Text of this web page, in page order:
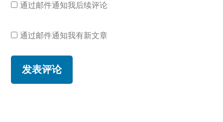
通过邮件通知我后续评论
通过邮件通知我有新文章